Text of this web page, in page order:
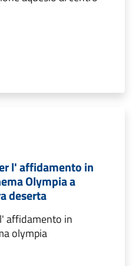
l' affidamento in
Olympia a
deserta
affidamento in
olympia